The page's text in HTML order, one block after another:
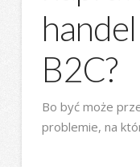
B2C?
Bo być może
problemie, na